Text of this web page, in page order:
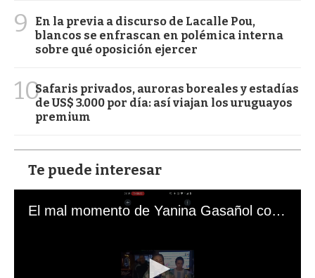
9
En la previa a discurso de Lacalle Pou,
blancos se enfrascan en polémica interna
sobre qué oposición ejercer
10Safaris privados, auroras boreales y estadías
de US$ 3.000 por día: así viajan los uruguayos
premium
Te puede interesar
El mal momento de Yanina Gasañol con un hincha argentino en "Subrayado"